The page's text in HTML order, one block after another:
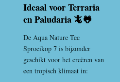
Ideaal voor Terraria
en Paludaria 🦎🐸
De Aqua Nature Tec
Sproeikop 7 is bijzonder
geschikt voor het creëren van
een tropisch klimaat in: